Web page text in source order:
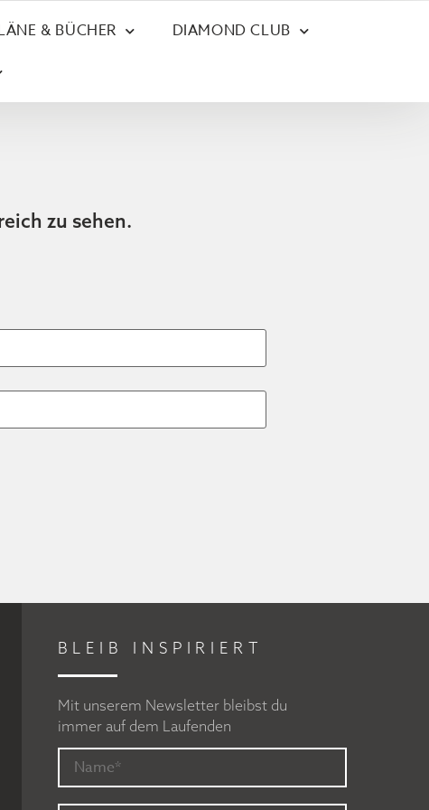
& BÜCHER
DIAMOND CLUB
zu sehen.
BLEIB INSPIRIERT
Mit unserem Newsletter bleibst du
immer auf dem Laufenden